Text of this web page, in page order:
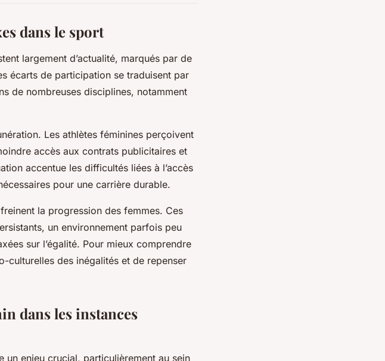
dans le sport
largement d’actualité, marqués par de
écarts de participation se traduisent par
de nombreuses disciplines, notamment
Les athlètes féminines perçoivent
accès aux contrats publicitaires et
accentue les difficultés liées à l’accès
pour une carrière durable.
la progression des femmes. Ces
un environnement parfois peu
sur l’égalité. Pour mieux comprendre
culturelles des inégalités et de repenser
dans les instances
un enjeu crucial, particulièrement au sein